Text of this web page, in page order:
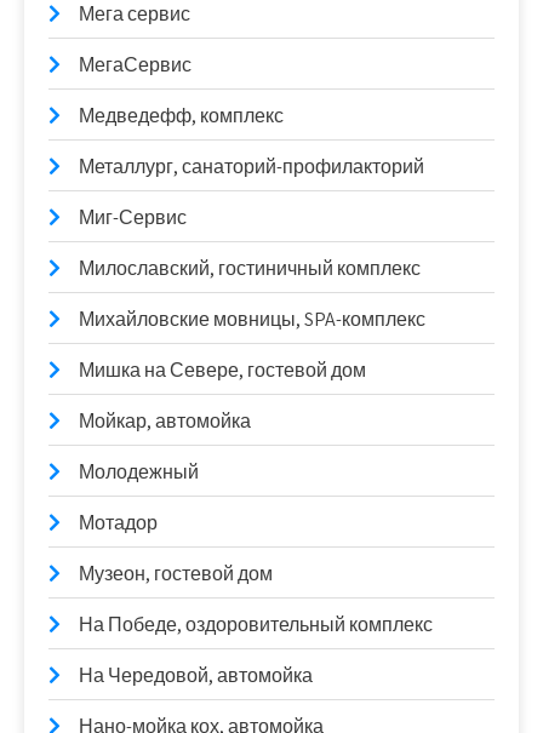
Мега сервис
МегаСервис
Медведефф, комплекс
Металлург, санаторий-профилакторий
Миг-Сервис
Милославский, гостиничный комплекс
Михайловские мовницы, SPA-комплекс
Мишка на Севере, гостевой дом
Мойкар, автомойка
Молодежный
Мотадор
Музеон, гостевой дом
На Победе, оздоровительный комплекс
На Чередовой, автомойка
Нано-мойка кох, автомойка